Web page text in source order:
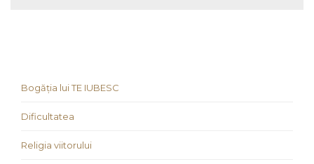
Bogăția lui TE IUBESC
Dificultatea
Religia viitorului